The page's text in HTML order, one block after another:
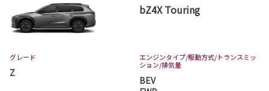
bZ4X Touring
グレード
Z
エンジンタイプ/駆動方式/トランスミッ
ション/排気量
BEV